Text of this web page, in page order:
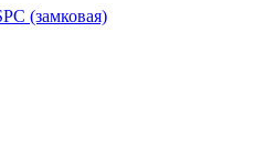
(замковая)